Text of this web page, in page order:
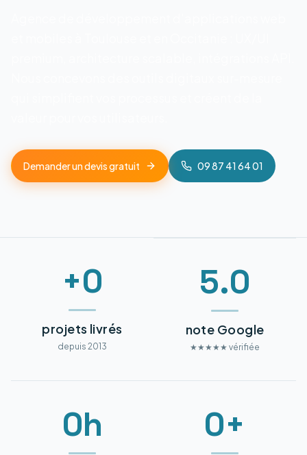
Demander un devis gratuit 09 87 41 64 01
+0
projets livrés
depuis 2013
5.0
note Google
★★★★★ vérifiée
0h 0+